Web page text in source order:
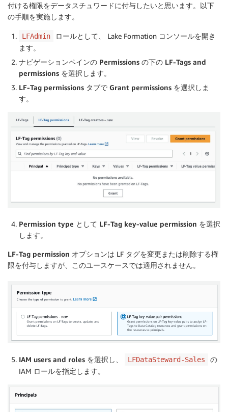
付ける権限をデータスチュワードに付与したいと思います。以下
の手順を実施します。
LFAdmin
ロールとして、 Lake Formation コンソールを開き
ます。
ナビゲーションペインの Permissions の下の LF-Tags and
permissions を選択します。
LF-Tag permissions タブで Grant permissions を選択しま
す。
Permission type として LF-Tag key-value permission を選択
します。
LF-Tag permission オプションは LF タグを変更または削除する権
限を付与しますが、このユースケースでは適用されません。
IAM users and roles を選択し、 LFDataSteward-Sales
の
IAM ロールを指定します。